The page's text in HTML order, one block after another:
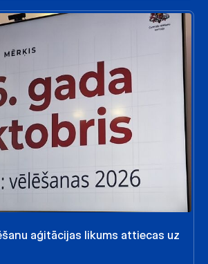
aģitācijas likums attiecas uz